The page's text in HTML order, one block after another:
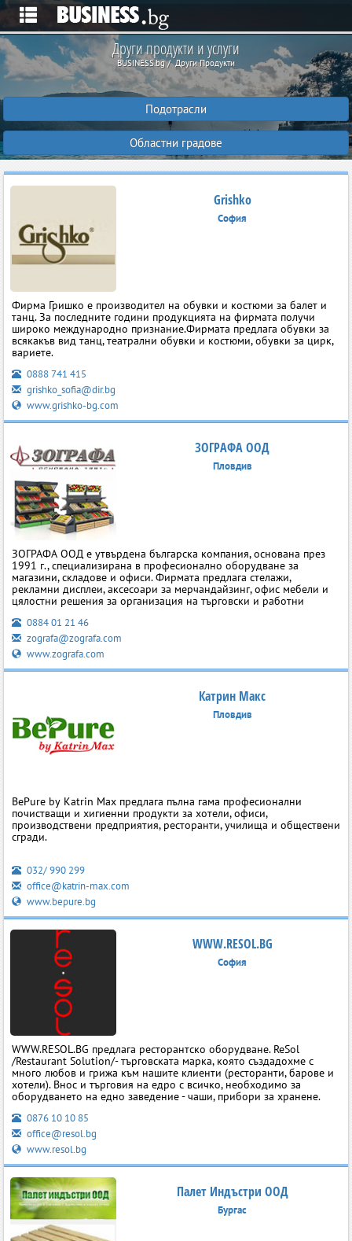
Други продукти и услуги
BUSINESS.bg Други Продукти
Подотрасли
Областни градове
Grishko
София
Фирма Гришко е производител на обувки и костюми за балет и
танц. За последните години продукцията на фирмата получи
широко международно признание.Фирмата предлага обувки за
всякакъв вид танц, театрални обувки и костюми, обувки за цирк,
вариете.
0888 741 415
grishko_sofia@dir.bg
www.grishko-bg.com
ЗОГРАФА ООД
Пловдив
ЗОГРАФА ООД е утвърдена българска компания, основана през
1991 г., специализирана в професионално оборудване за
магазини, складове и офиси. Фирмата предлага стелажи,
рекламни дисплеи, аксесоари за мерчандайзинг, офис мебели и
цялостни решения за организация на търговски и работни
0884 01 21 46
zografa@zografa.com
www.zografa.com
Катрин Макс
Пловдив
BePure by Katrin Max предлага пълна гама професионални
почистващи и хигиенни продукти за хотели, офиси,
производствени предприятия, ресторанти, училища и обществени
сгради.
032/ 990 299
office@katrin-max.com
www.bepure.bg
WWW.RESOL.BG
София
WWW.RESOL.BG предлага ресторантско оборудване. ReSol
/Restaurant Solution/- търговската марка, която създадохме с
много любов и грижа към нашите клиенти (ресторанти, барове и
хотели). Внос и търговия на едро с всичко, необходимо за
оборудването на едно заведение - чаши, прибори за хранене.
0876 10 10 85
office@resol.bg
www.resol.bg
Палет Индъстри ООД
Бургас